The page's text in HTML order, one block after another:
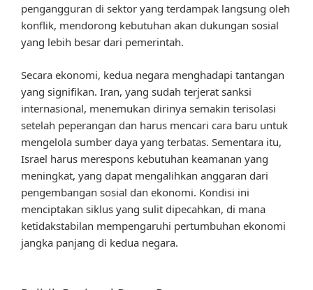
pengangguran di sektor yang terdampak langsung oleh
konflik, mendorong kebutuhan akan dukungan sosial
yang lebih besar dari pemerintah.
Secara ekonomi, kedua negara menghadapi tantangan
yang signifikan. Iran, yang sudah terjerat sanksi
internasional, menemukan dirinya semakin terisolasi
setelah peperangan dan harus mencari cara baru untuk
mengelola sumber daya yang terbatas. Sementara itu,
Israel harus merespons kebutuhan keamanan yang
meningkat, yang dapat mengalihkan anggaran dari
pengembangan sosial dan ekonomi. Kondisi ini
menciptakan siklus yang sulit dipecahkan, di mana
ketidakstabilan mempengaruhi pertumbuhan ekonomi
jangka panjang di kedua negara.